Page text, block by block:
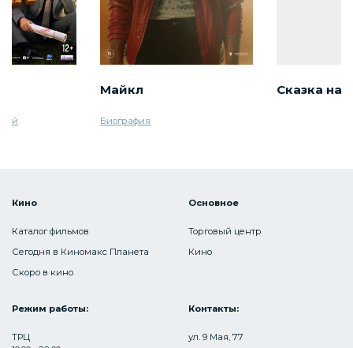
Майкл
Биография
Сказка на
Кино
Каталог фильмов
Сегодня в Киномакс Планета
Скоро в кино
Основное
Торговый центр
Кино
Режим работы:
ТРЦ
Контакты:
ул. 9 Мая, 77